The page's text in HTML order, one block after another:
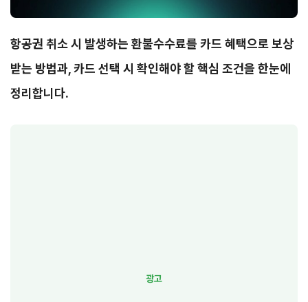
항공권 취소 시 발생하는 환불수수료를 카드 혜택으로 보상
받는 방법과, 카드 선택 시 확인해야 할 핵심 조건을 한눈에
정리합니다.